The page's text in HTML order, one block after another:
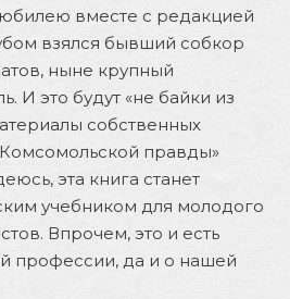
вместе с редакцией
взялся бывший собкор
ныне крупный
И это будут «не байки из
собственных
правды»
эта книга станет
учебником для молодого
Впрочем, это и есть
профессии, да и о нашей